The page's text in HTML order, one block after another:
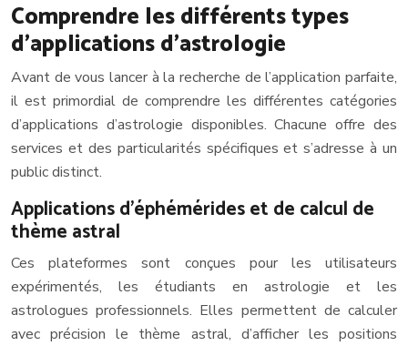
Comprendre les différents types
d’applications d’astrologie
Avant de vous lancer à la recherche de l’application parfaite,
il est primordial de comprendre les différentes catégories
d’applications d’astrologie disponibles. Chacune offre des
services et des particularités spécifiques et s’adresse à un
public distinct.
Applications d’éphémérides et de calcul de
thème astral
Ces plateformes sont conçues pour les utilisateurs
expérimentés, les étudiants en astrologie et les
astrologues professionnels. Elles permettent de calculer
avec précision le thème astral, d’afficher les positions